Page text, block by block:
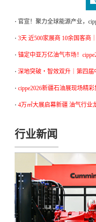
⋅ 3天 近500家展商 10余国客商
⋅ 锚定中亚万亿油气市场！
⋅ 深地突破・智效双升｜第四
⋅ cippe2026新疆石油展现场精
⋅ 4万㎡大展启幕新疆 油气行业
行业新闻